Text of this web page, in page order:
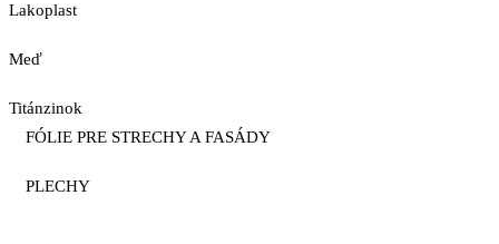
Lakoplast
Meď
Titánzinok
FÓLIE PRE STRECHY A FASÁDY
PLECHY